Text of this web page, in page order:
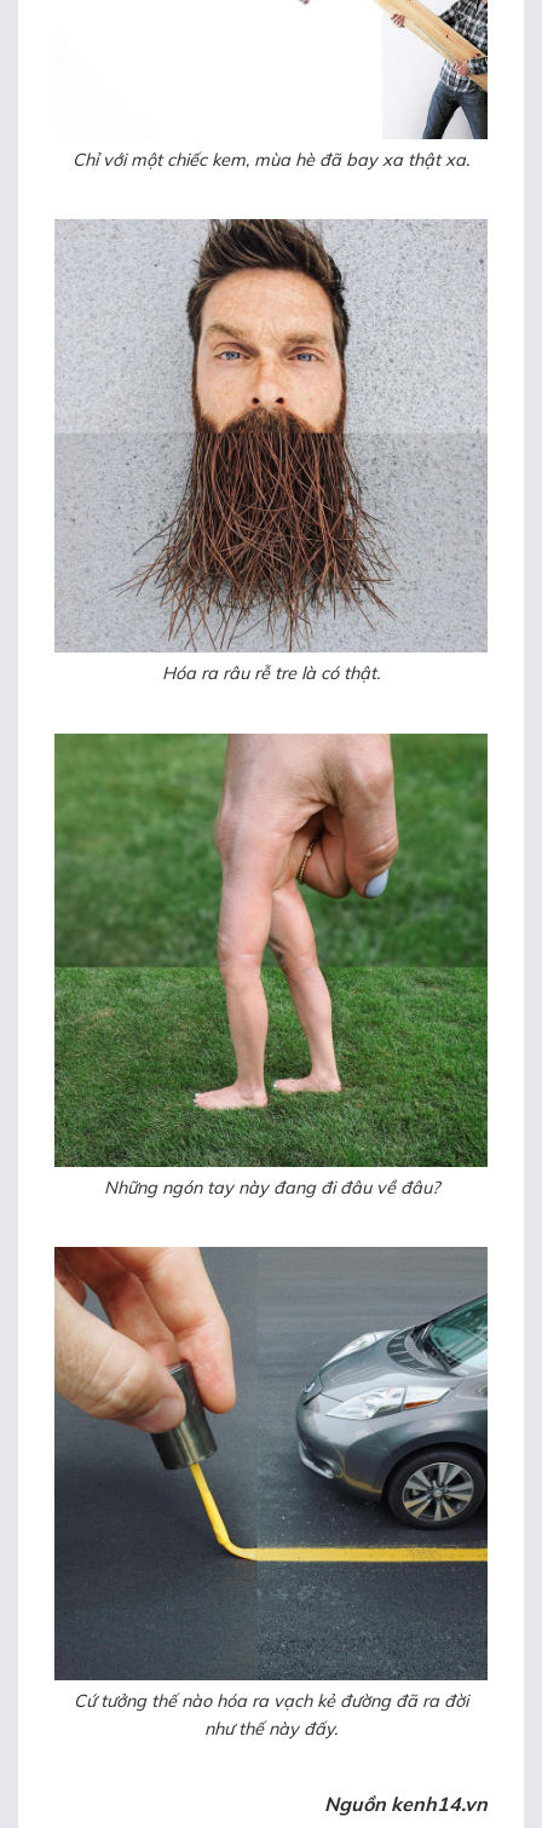
Chỉ với một chiếc kem, mùa hè đã bay xa thật xa.
Hóa ra râu rễ tre là có thật.
Những ngón tay này đang đi đâu về đâu?
Cứ tưởng thế nào hóa ra vạch kẻ đường đã ra đời
như thế này đấy.
Nguồn kenh14.vn